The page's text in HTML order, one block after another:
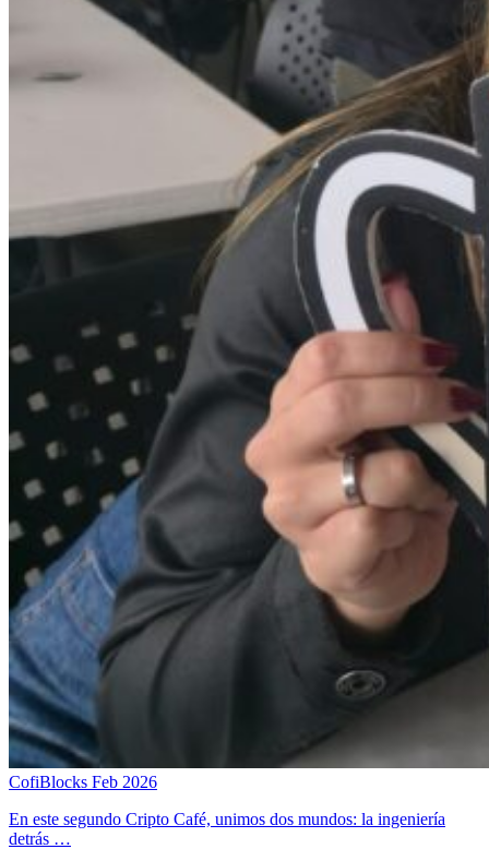
CofiBlocks Feb 2026
​En este segundo Cripto Café, unimos dos mundos: la ingeniería
detrás …